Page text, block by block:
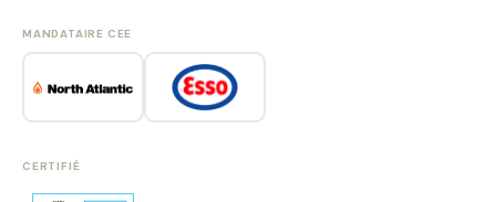
MANDATAIRE CEE
CERTIFIÉ